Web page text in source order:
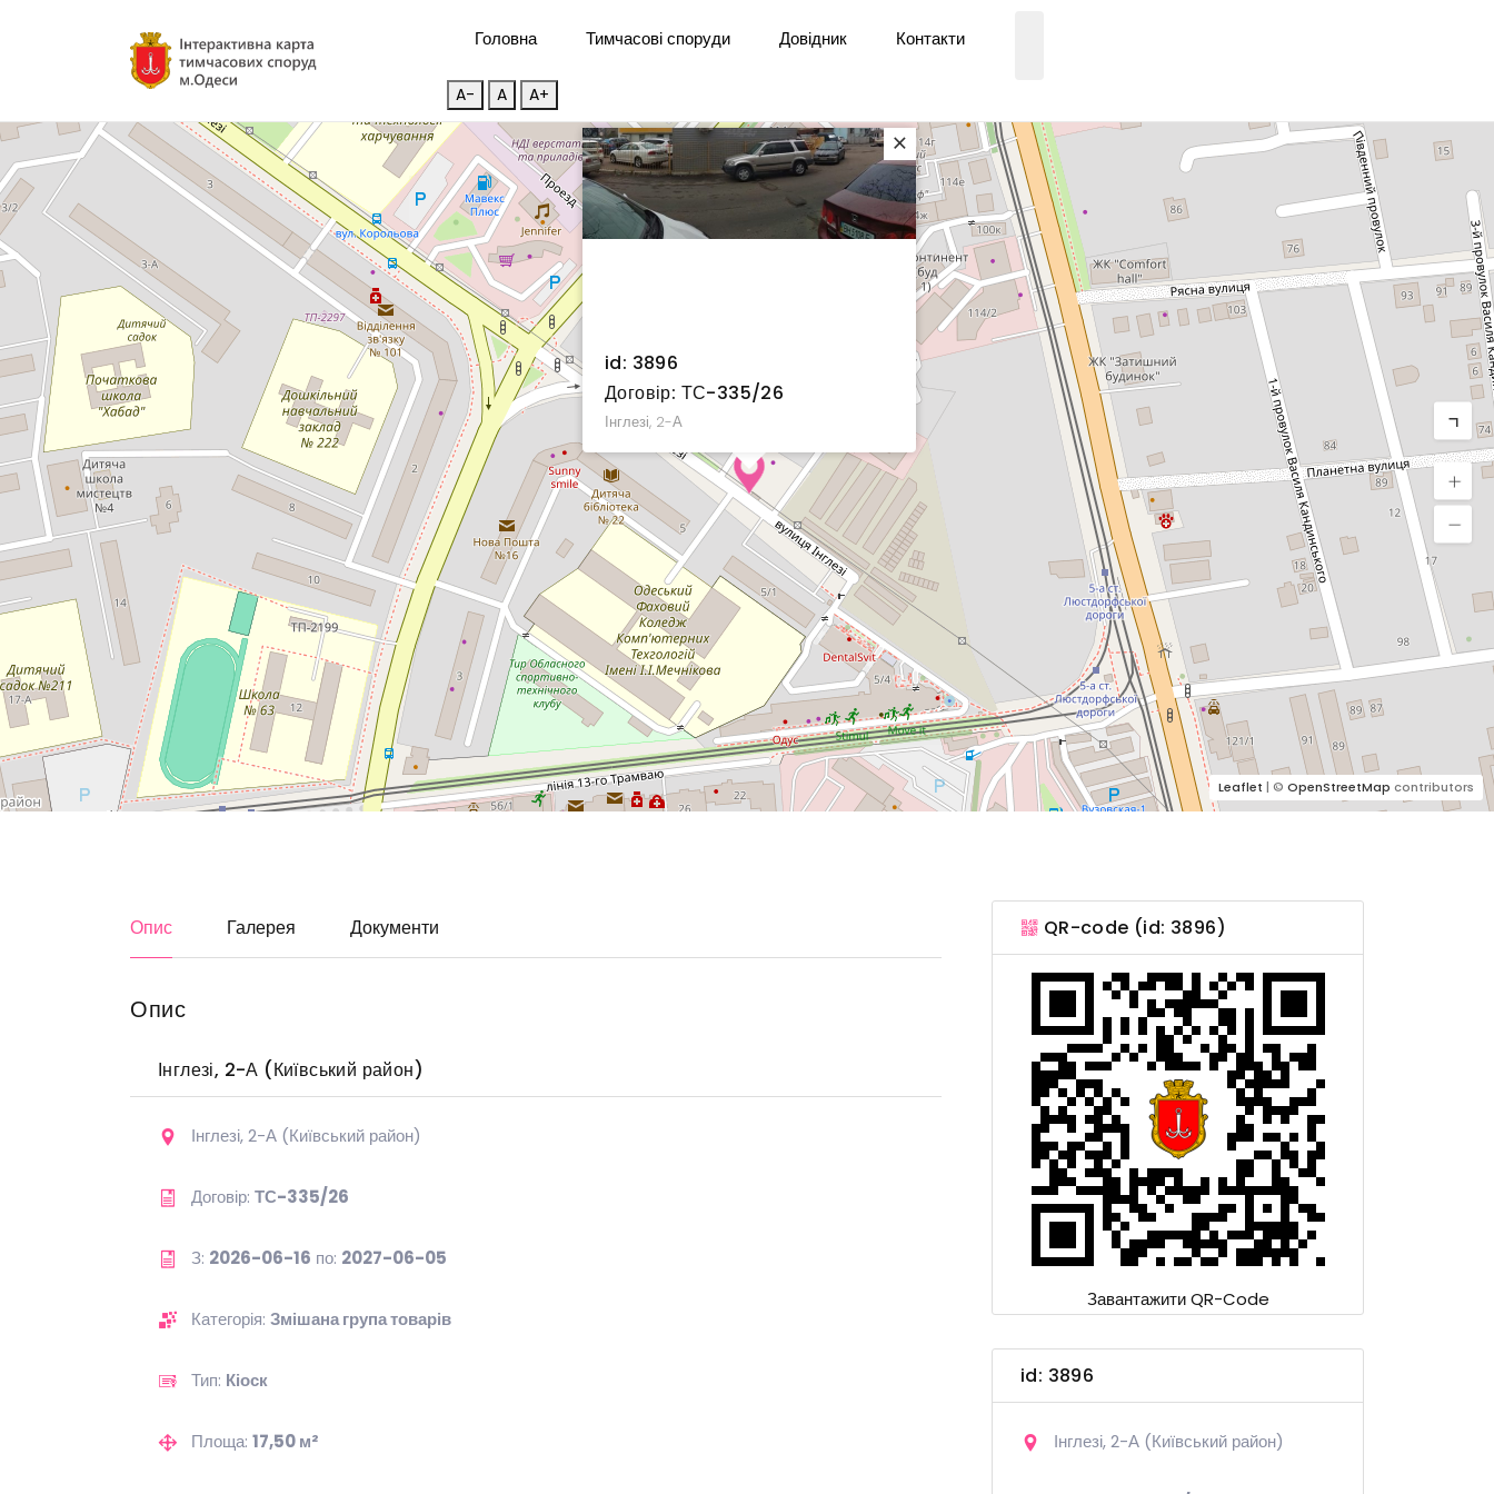
Головна Тимчасові споруди Довідник Контакти
A- A A+
id: 3896
Договір: ТС-335/26
Інглезі, 2-А
×
Leaflet | © OpenStreetMap contributors
Опис Галерея Документи
Опис
Інглезі, 2-А (Київський район)
Інглезі, 2-А (Київський район)
Договір: ТС-335/26
З: 2026-06-16 по: 2027-06-05
Категорія: Змішана група товарів
Тип: Кіоск
Площа: 17,50 м²
QR-code (id: 3896)
Завантажити QR-Code
id: 3896
Інглезі, 2-А (Київський район)